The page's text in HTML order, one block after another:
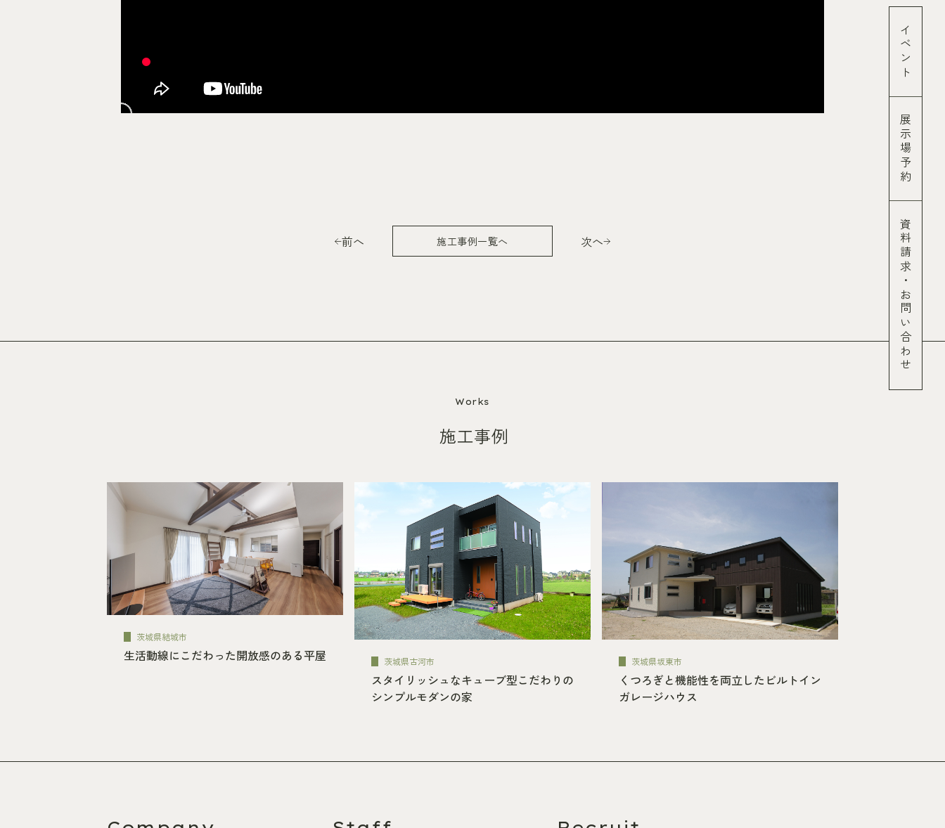
イベント
展示場予約
資料請求
・
お問い合わせ
前へ 施工事例一覧へ 次へ
Works
施工事例
茨城県結城市
生活動線にこだわった開放感のある平屋 茨城県古河市
スタイリッシュなキューブ型こだわりの
シンプルモダンの家
茨城県坂東市
くつろぎと機能性を両立したビルトイン
ガレージハウス